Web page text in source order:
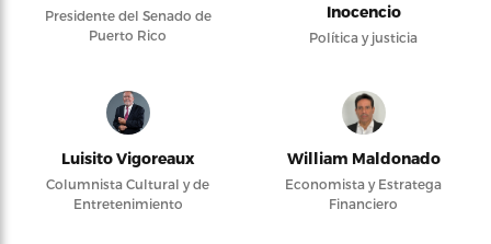
Presidente del Senado de
Puerto Rico
Inocencio
Política y justicia
Luisito Vigoreaux
Columnista Cultural y de
Entretenimiento
William Maldonado
Economista y Estratega
Financiero